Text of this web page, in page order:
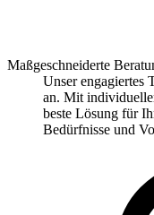
Maßgeschneiderte
Unser engagiertes
an. Mit
beste Lösung für
Bedürfnisse und